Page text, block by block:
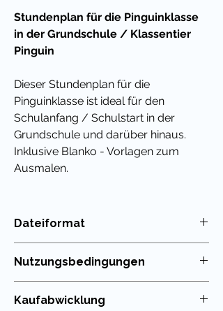
Stundenplan für die Pinguinklasse
in der Grundschule / Klassentier
Pinguin
Dieser Stundenplan für die
Pinguinklasse ist ideal für den
Schulanfang / Schulstart in der
Grundschule und darüber hinaus.
Inklusive Blanko - Vorlagen zum
Ausmalen.
diesem hübschen Stundenplan
hinterlassen würdest.
Übrigens habe ich für viele
Dateiformat
Nutzungsbedingungen
ist nur für die eigenen Klassen erlaubt. Die
Kaufabwicklung